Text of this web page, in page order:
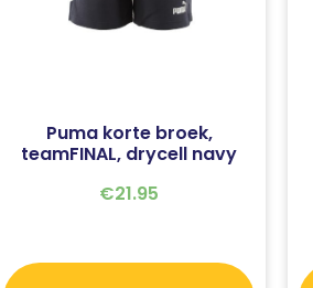
Puma korte broek,
teamFINAL, drycell navy
€21.95